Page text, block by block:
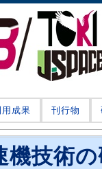
成果 刊行物
機技術